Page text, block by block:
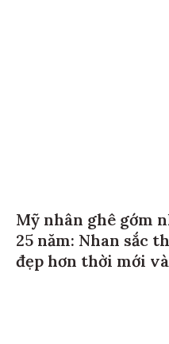
Mỹ nhân ghê gớm
25 năm: Nhan sắc
đẹp hơn thời mới